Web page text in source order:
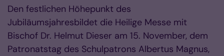
Den festlichen Höhepunkt des
Jubiläumsjahresbildet die Heilige Messe mit
Bischof Dr. Helmut Dieser am 15. November, dem
Patronatstag des Schulpatrons Albertus Magnus,